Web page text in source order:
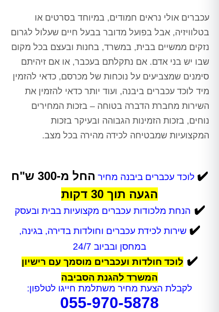
עכברים אולי נראים חמודים, במיוחד בסרטים או
בטלוויזיה, אבל בפועל מדובר בבעל חיים שעלול לגרום
נזקים ממשיים בבית, במשרד, בחנות ובעצם בכל מקום
שבו יש בני אדם. אם נתקלתם בעכבר, או אם זיהיתם
סימנים שמצביעים על נוכחות של מכרסם, כדאי להזמין
מיד לוכד עכברים ביבנה, ועוד יותר כדאי להזמין את
השירות מחברת הדברה בטוחה – בזכות המחירים
נוחים, בזכות הזמינות הגבוהה ובעיקר בזכות
המקצועיות שמבטיחה לכידה מהירה בכל מצב.
✔️ לוכד עכברים ביבנה מחיר החל מ-300 ש"ח
הגעה תוך 30 דקות
✔️ הנחת מלכודות עכברים מקצועיות בבית ובעסק
✔️ שירות לכידת עכברים וחולדות בדירה, בגינה,
במחסן ובביוב 24/7
✔️ לוכד חולדות ועכברים מוסמך עם רישיון
המשרד להגנת הסביבה
לקבלת הצעת מחיר משתלמת חייגו לטלפון:
055-970-5878